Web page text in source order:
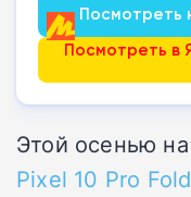
Посмотреть
Посмотреть в
Этой осенью
Pixel 10 Pro Fold